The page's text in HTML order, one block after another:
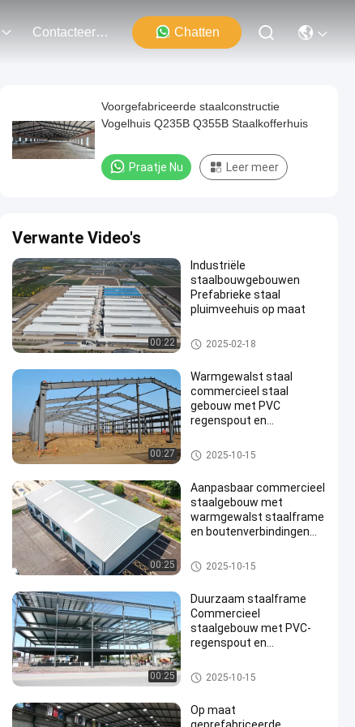
Contacteer Ons Chatten
Voorgefabriceerde staalconstructie
Vogelhuis Q235B Q355B Staalkofferhuis
Praatje Nu Leer meer
Verwante Video's
00:22
Industriële
staalbouwgebouwen
Prefabrieke staal
pluimveehuis op maat
Pluimveestal met stalen struct
uur
2025-02-18
00:27
Warmgewalst staal
commercieel staal
gebouw met PVC
regenspout en
Commercieel staalgebouw
2025-10-15
00:25
Aanpasbaar commercieel
staalgebouw met
warmgewalst staalframe
en boutenverbindingen
montage
Commercieel staalgebouw
2025-10-15
00:25
Duurzaam staalframe
Commercieel
staalgebouw met PVC-
regenspout en
Commercieel staalgebouw
2025-10-15
Op maat